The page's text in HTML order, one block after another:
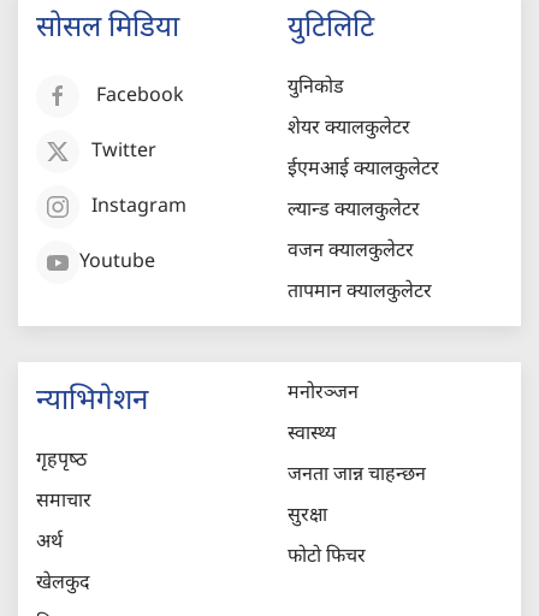
सोसल मिडिया
Facebook
Twitter
Instagram
Youtube
युटिलिटि
युनिकोड
शेयर क्यालकुलेटर
ईएमआई क्यालकुलेटर
ल्यान्ड क्यालकुलेटर
वजन क्यालकुलेटर
तापमान क्यालकुलेटर
न्याभिगेशन
गृहपृष्‍ठ
समाचार
अर्थ
खेलकुद
मनोरञ्जन
स्वास्थ्य
जनता जान्न चाहन्छन
सुरक्षा
फोटो फिचर